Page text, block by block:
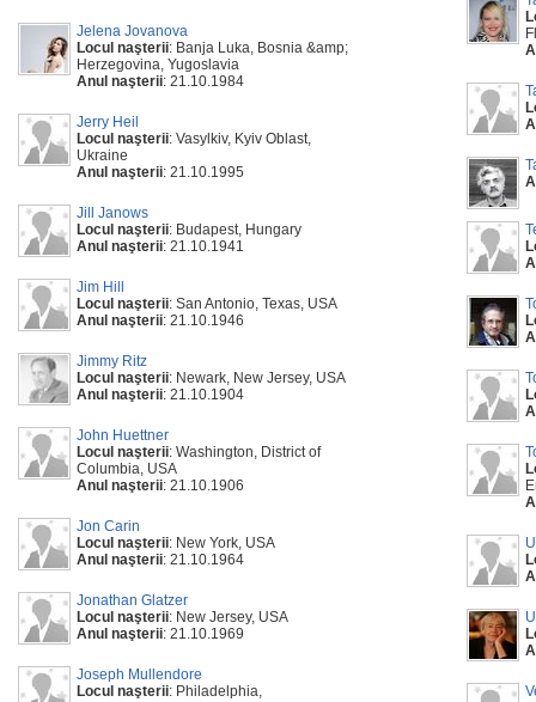
Jelena Jovanova
Locul naşterii: Banja Luka, Bosnia &amp;
Herzegovina, Yugoslavia
Anul naşterii: 21.10.1984
Jerry Heil
Locul naşterii: Vasylkiv, Kyiv Oblast,
Ukraine
Anul naşterii: 21.10.1995
Jill Janows
Locul naşterii: Budapest, Hungary
Anul naşterii: 21.10.1941
Jim Hill
Locul naşterii: San Antonio, Texas, USA
Anul naşterii: 21.10.1946
Jimmy Ritz
Locul naşterii: Newark, New Jersey, USA
Anul naşterii: 21.10.1904
John Huettner
Locul naşterii: Washington, District of
Columbia, USA
Anul naşterii: 21.10.1906
Jon Carin
Locul naşterii: New York, USA
Anul naşterii: 21.10.1964
Jonathan Glatzer
Locul naşterii: New Jersey, USA
Anul naşterii: 21.10.1969
Joseph Mullendore
Locul naşterii: Philadelphia,